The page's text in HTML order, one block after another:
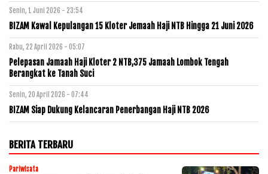
Senin, 1 Juni 2026 - 23:54
BIZAM Kawal Kepulangan 15 Kloter Jemaah Haji NTB Hingga 21 Juni 2026
Rabu, 22 April 2026 - 05:07
Pelepasan Jamaah Haji Kloter 2 NTB,375 Jamaah Lombok Tengah
Berangkat ke Tanah Suci
Senin, 20 April 2026 - 07:44
BIZAM Siap Dukung Kelancaran Penerbangan Haji NTB 2026
BERITA TERBARU
Pariwisata